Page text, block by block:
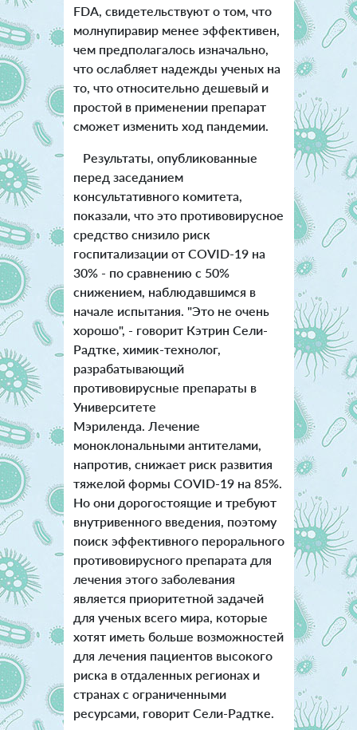
FDA, свидетельствуют о том, что
молнупиравир менее эффективен,
чем предполагалось изначально,
что ослабляет надежды ученых на
то, что относительно дешевый и
простой в применении препарат
сможет изменить ход пандемии.
Результаты, опубликованные
перед заседанием
консультативного комитета,
показали, что это противовирусное
средство снизило риск
госпитализации от COVID-19 на
30% - по сравнению с 50%
снижением, наблюдавшимся в
начале испытания. "Это не очень
хорошо", - говорит Кэтрин Сели-
Радтке, химик-технолог,
разрабатывающий
противовирусные препараты в
Университете
Мэриленда. Лечение
моноклональными антителами,
напротив, снижает риск развития
тяжелой формы COVID-19 на 85%.
Но они дорогостоящие и требуют
внутривенного введения, поэтому
поиск эффективного перорального
противовирусного препарата для
лечения этого заболевания
является приоритетной задачей
для ученых всего мира, которые
хотят иметь больше возможностей
для лечения пациентов высокого
риска в отдаленных регионах и
странах с ограниченными
ресурсами, говорит Сели-Радтке.